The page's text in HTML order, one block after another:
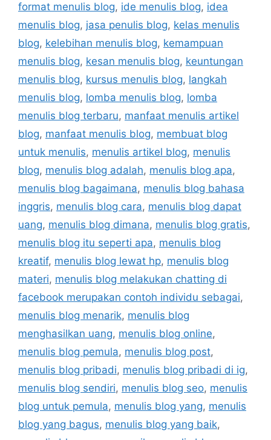
format menulis blog, ide menulis blog, idea
menulis blog, jasa penulis blog, kelas menulis
blog, kelebihan menulis blog, kemampuan
menulis blog, kesan menulis blog, keuntungan
menulis blog, kursus menulis blog, langkah
menulis blog, lomba menulis blog, lomba
menulis blog terbaru, manfaat menulis artikel
blog, manfaat menulis blog, membuat blog
untuk menulis, menulis artikel blog, menulis
blog, menulis blog adalah, menulis blog apa,
menulis blog bagaimana, menulis blog bahasa
inggris, menulis blog cara, menulis blog dapat
uang, menulis blog dimana, menulis blog gratis,
menulis blog itu seperti apa, menulis blog
kreatif, menulis blog lewat hp, menulis blog
materi, menulis blog melakukan chatting di
facebook merupakan contoh individu sebagai,
menulis blog menarik, menulis blog
menghasilkan uang, menulis blog online,
menulis blog pemula, menulis blog post,
menulis blog pribadi, menulis blog pribadi di ig,
menulis blog sendiri, menulis blog seo, menulis
blog untuk pemula, menulis blog yang, menulis
blog yang bagus, menulis blog yang baik,